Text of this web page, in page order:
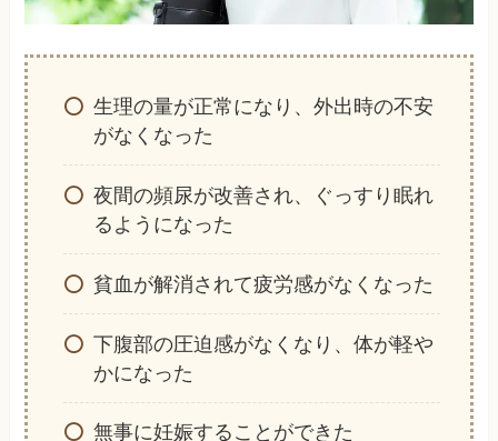
生理の量が正常になり、外出時の不安
がなくなった
夜間の頻尿が改善され、ぐっすり眠れ
るようになった
貧血が解消されて疲労感がなくなった
下腹部の圧迫感がなくなり、体が軽や
かになった
無事に妊娠することができた